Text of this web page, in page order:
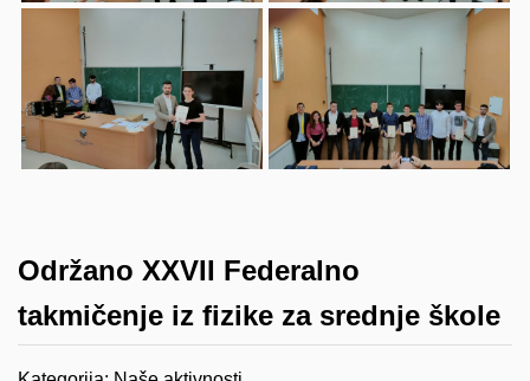
Održano XXVII Federalno
takmičenje iz fizike za srednje škole